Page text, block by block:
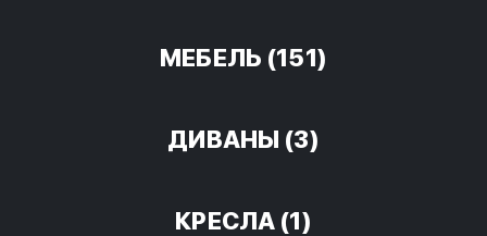
МЕБЕЛЬ (151)
ДИВАНЫ (3)
КРЕСЛА (1)